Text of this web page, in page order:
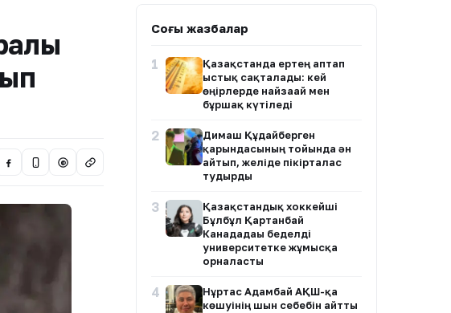
@
Соңғы жазбалар
1
Қазақстанда ертең аптап
ыстық сақталады: кей
өңірлерде найзағай мен
бұршақ күтіледі
2
Димаш Құдайберген
қарындасының тойында ән
айтып, желіде пікірталас
тудырды
3
Қазақстандық хоккейші
Бұлбұл Қартанбай
Канададағы беделді
университетке жұмысқа
орналасты
4
Нұртас Адамбай АҚШ-қа
көшуінің шын себебін айтты